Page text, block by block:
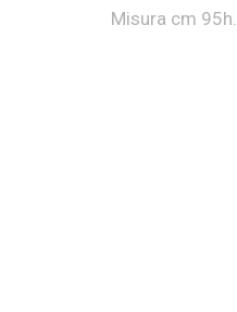
Misura cm 95h.